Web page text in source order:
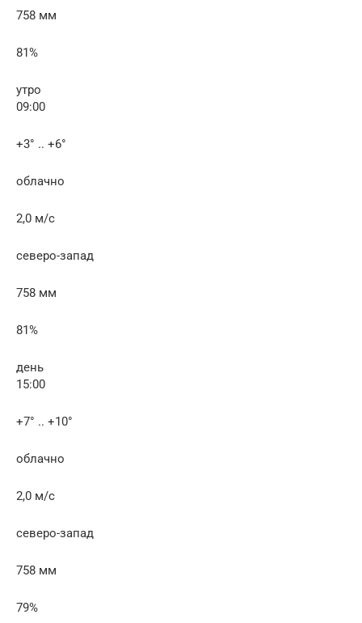
758 мм
81%
утро
09:00
+3° .. +6°
облачно
2,0 м/с
северо-запад
758 мм
81%
день
15:00
+7° .. +10°
облачно
2,0 м/с
северо-запад
758 мм
79%